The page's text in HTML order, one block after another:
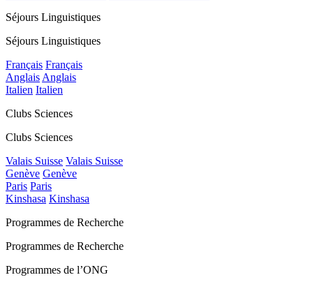
Séjours Linguistiques
Séjours Linguistiques
Français Français
Anglais Anglais
Italien Italien
Clubs Sciences
Clubs Sciences
Valais Suisse Valais Suisse
Genève Genève
Paris Paris
Kinshasa Kinshasa
Programmes de Recherche
Programmes de Recherche
Programmes de l’ONG